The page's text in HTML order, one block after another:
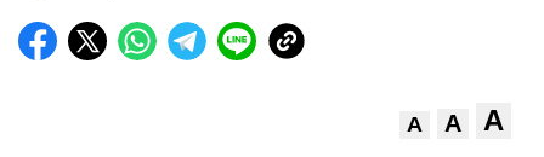
A A A